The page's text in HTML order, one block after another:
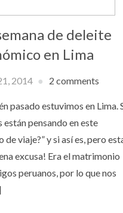
de deleite
en Lima
2014 2 comments
pasado estuvimos en Lima.
están pensando en este
de viaje?” y si así es, pero
excusa! Era el matrimonio
peruanos, por lo que nos